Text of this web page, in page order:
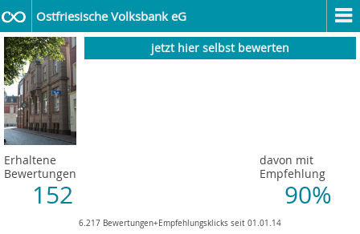
Ostfriesische Volksbank eG
jetzt hier selbst bewerten
Erhaltene
Bewertungen
152
davon mit
Empfehlung
90%
6.217 Bewertungen+Empfehlungsklicks seit 01.01.14